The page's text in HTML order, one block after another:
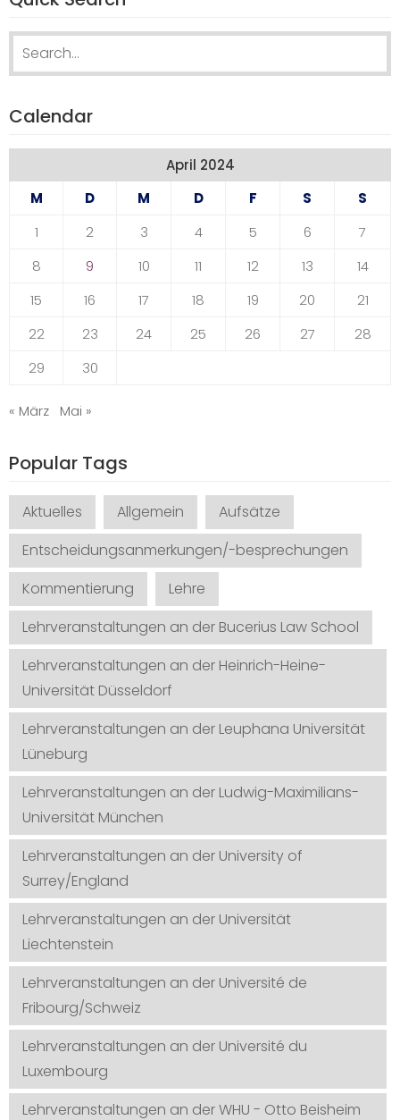
Search
Calendar
April 2024
M
D M D F S
S
1
2 3 4 5 6
7
8
9 10 11 12 13
14
15
16 17 18 19 20
21
22
23 24 25 26 27
28
29
30
« März Mai »
Popular Tags
Aktuelles Allgemein
Aufsätze
Entscheidungsanmerkungen/-besprechungen
Kommentierung
Lehre
Lehrveranstaltungen an der Bucerius Law School
Lehrveranstaltungen an der Heinrich-Heine-
Universität Düsseldorf
Lehrveranstaltungen an der Leuphana Universität
Lüneburg
Lehrveranstaltungen an der Ludwig-Maximilians-
Universität München
Lehrveranstaltungen an der University of
Surrey/England
Lehrveranstaltungen an der Universität
Liechtenstein
Lehrveranstaltungen an der Université de
Fribourg/Schweiz
Lehrveranstaltungen an der Université du
Luxembourg
Lehrveranstaltungen an der WHU - Otto Beisheim